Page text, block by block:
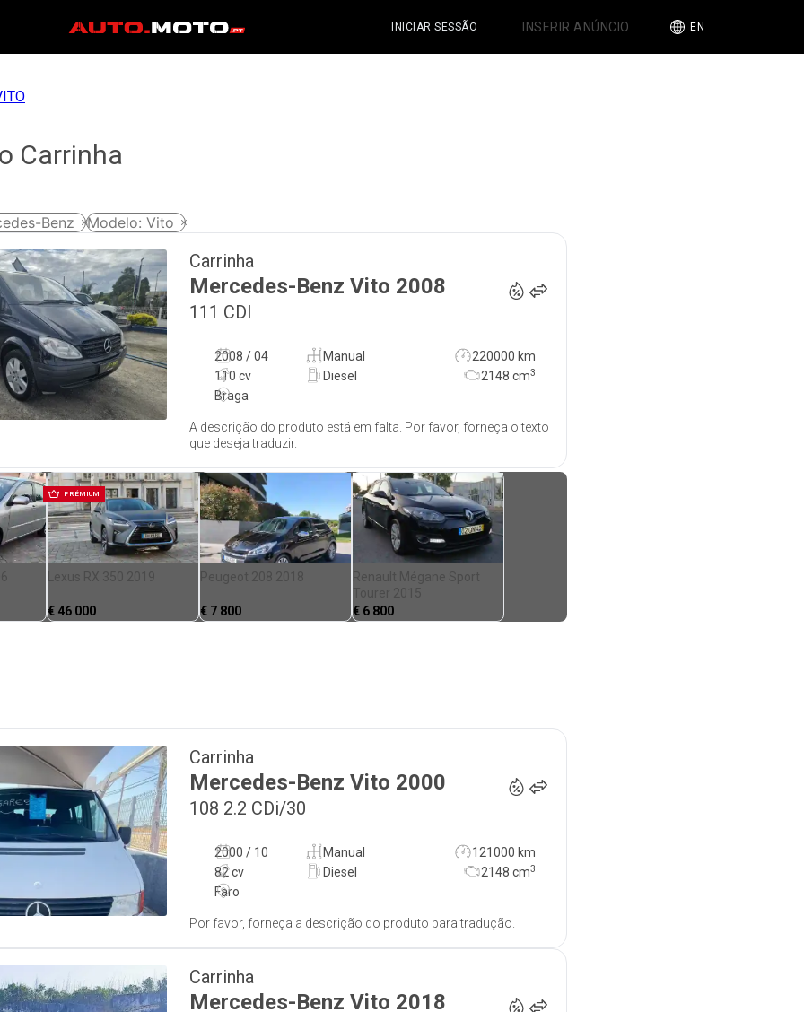
INICIAR SESSÃO INSERIR ANÚNCIO EN
Carrinha
Benz Modelo: Vito
Carrinha
Mercedes-Benz Vito 2008
111 CDI
2008 / 04 Manual
220000 km
110 cv
Diesel 2148 cm3
Braga
A descrição do produto está em falta. Por favor, forneça o texto
que deseja traduzir.
PRÉMIUM
Lexus RX 350 2019
€ 46 000
Peugeot 208 2018
€ 7 800
Renault Mégane Sport
Tourer 2015
€ 6 800
Carrinha
Mercedes-Benz Vito 2000
108 2.2 CDi/30
2000 / 10 Manual
121000 km
82 cv
Diesel 2148 cm3
Faro
Por favor, forneça a descrição do produto para tradução.
Carrinha
Mercedes-Benz Vito 2018